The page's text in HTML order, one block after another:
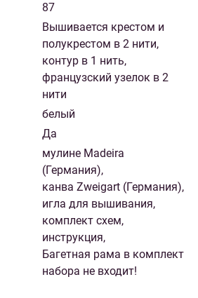
87
Вышивается крестом и
полукрестом в 2 нити,
контур в 1 нить,
французский узелок в 2
нити
белый
Да
мулине Madeira
(Германия),
канва Zweigart (Германия),
игла для вышивания,
комплект схем,
инструкция,
Багетная рама в комплект
набора не входит!